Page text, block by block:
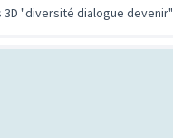
3D "diversité dialogue devenir"